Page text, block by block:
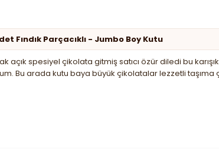
Fındık Parçacıklı - Jumbo Boy Kutu
açık spesiyel çikolata gitmiş satıcı özür diledi bu
Bu arada kutu baya büyük çikolatalar lezzetli taşıma